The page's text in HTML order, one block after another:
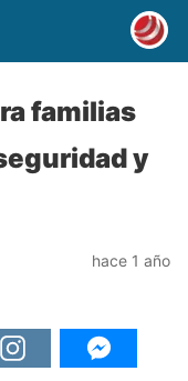
familias
y
hace 1 año